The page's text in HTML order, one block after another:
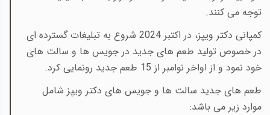
توجه می کنند.
کمپانی دکتر ویپز، در اکتبر 2024 شروع به تبلیغات گسترده ای
در خصوص تولید طعم های جدید در جویس ها و سالت های
خود نمود و از اواخر نوامبر از 15 طعم جدید رونمایی کرد.
طعم های جدید سالت ها و جویس های دکتر ویپز شامل
موارد زیر می باشد: